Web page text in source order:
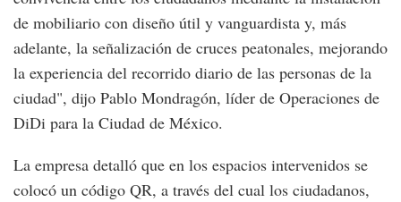
de mobiliario con diseño útil y vanguardista y, más
adelante, la señalización de cruces peatonales, mejorando
la experiencia del recorrido diario de las personas de la
ciudad", dijo Pablo Mondragón, líder de Operaciones de
DiDi para la Ciudad de México.
La empresa detalló que en los espacios intervenidos se
colocó un código QR, a través del cual los ciudadanos,